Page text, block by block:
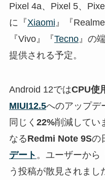
Pixel 4a、Pixel 5、
に『Xiaomi 』『
『Vivo』『Tecno』の
提供される予定。
Android 12ではCPU使
MIUI12.5へのアップデ
同じく 22%削減してい
なるRedmi Note 9Sの
デート 。ユーザーから
う投稿が散見されまし